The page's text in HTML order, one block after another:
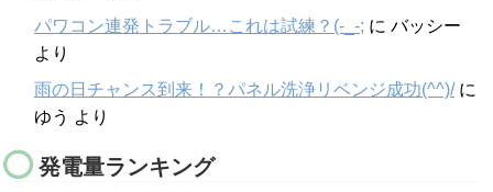
パワコン連発トラブル…これは試練？(-_-; に バッシー
より
雨の日チャンス到来！？パネル洗浄リベンジ成功(^^)/に
ゆう より
発電量ランキング